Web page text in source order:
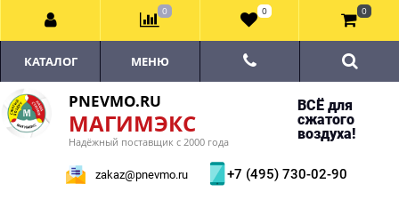
PNEVMO.RU
МАГИМЭКС
Надёжный поставщик с 2000 года
ВСЁ для
сжатого
воздуха!
zakaz@pnevmo.ru +7 (495) 730-02-90
КАТАЛОГ МЕНЮ
0 0 0